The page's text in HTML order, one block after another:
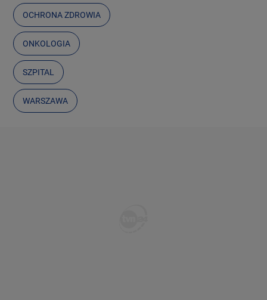
OCHRONA ZDROWIA
ONKOLOGIA
SZPITAL
WARSZAWA